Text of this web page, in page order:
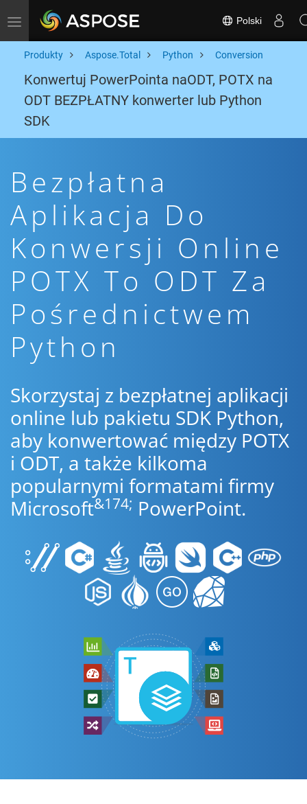
Toggle navigation Polski
Produkty Aspose.Total Python Conversion
Konwertuj PowerPointa naODT, POTX na
ODT BEZPŁATNY konwerter lub Python
SDK
Bezpłatna
Aplikacja Do
Konwersji Online
POTX To ODT Za
Pośrednictwem
Python
Skorzystaj z bezpłatnej aplikacji
online lub pakietu SDK Python,
aby konwertować między POTX
i ODT, a także kilkoma
popularnymi formatami firmy
Microsoft&174; PowerPoint.